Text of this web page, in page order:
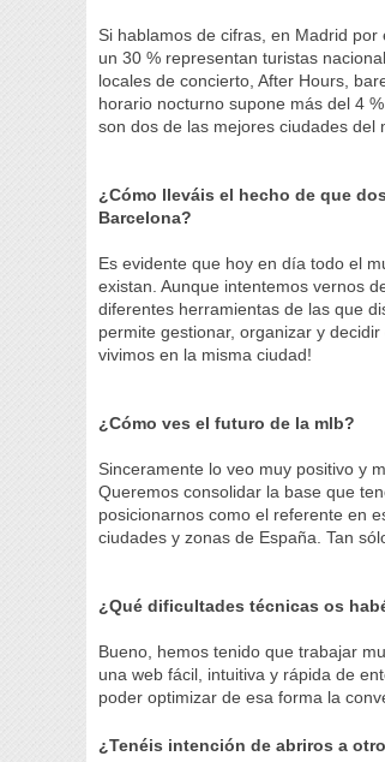
Si hablamos de cifras, en Madrid
un 30 % representan turistas
locales de concierto, After Hours,
horario nocturno supone más del 4
son dos de las mejores ciudades del
¿Cómo lleváis el hecho de que
Barcelona?
Es evidente que hoy en día todo el
existan. Aunque intentemos vernos
diferentes herramientas de las que
permite gestionar, organizar y
vivimos en la misma ciudad!
¿Cómo ves el futuro de la mlb?
Sinceramente lo veo muy positivo y
Queremos consolidar la base que
posicionarnos como el referente en
ciudades y zonas de España. Tan
¿Qué dificultades técnicas os
Bueno, hemos tenido que trabajar
una web fácil, intuitiva y rápida de
poder optimizar de esa forma la
¿Tenéis intención de abriros a